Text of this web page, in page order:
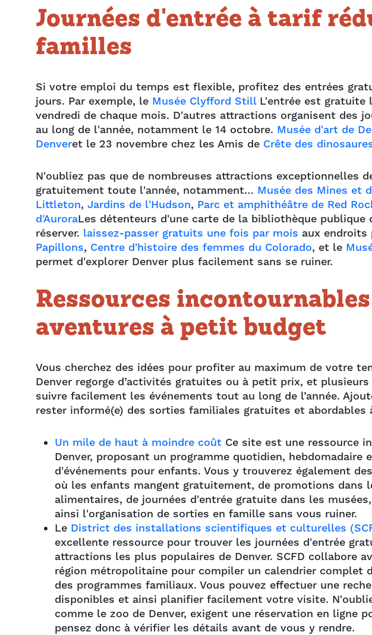
Journées d'entrée à tarif
familles
Si votre emploi du temps est flexible, profitez des entrées
jours. Par exemple, le Musée Clyfford StillL'entrée est gratuite
vendredi de chaque mois. D'autres attractions organisent des
au long de l'année, notamment le 14 octobre. Musée d'art de
Denveret le 23 novembre chez les Amis de Crête des
N'oubliez pas que de nombreuses attractions exceptionnelles
gratuitement toute l'année, notamment… Musée des Mines et
Littleton, Jardins de l'Hudson, Parc et amphithéâtre de Red
d'AuroraLes détenteurs d'une carte de la bibliothèque publique
réserver. laissez-passer gratuits une fois par mois aux endroits
Papillons, Centre d'histoire des femmes du Colorado, et le
permet d'explorer Denver plus facilement sans se ruiner.
Ressources
aventures à petit budget
Vous cherchez des idées pour profiter au maximum de votre
Denver regorge d’activités gratuites ou à petit prix, et
suivre facilement les événements tout au long de l’année.
rester informé(e) des sorties familiales gratuites et abordables
Un mile de haut à moindre coût Ce site est une ressource
Denver, proposant un programme quotidien,
d'événements pour enfants. Vous y trouverez également
où les enfants mangent gratuitement, de promotions dans
alimentaires, de journées d'entrée gratuite dans les
ainsi l'organisation de sorties en famille sans vous ruiner.
Le District des installations scientifiques et culturelles
excellente ressource pour trouver les journées d'entrée
attractions les plus populaires de Denver. SCFD collabore
région métropolitaine pour compiler un calendrier complet
des programmes familiaux. Vous pouvez effectuer une
disponibles et ainsi planifier facilement votre visite.
comme le zoo de Denver, exigent une réservation en ligne
pensez donc à vérifier les détails avant de vous y rendre.